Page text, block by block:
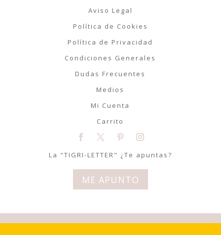
Aviso Legal
Política de Cookies
Política de Privacidad
Condiciones Generales
Dudas Frecuentes
Medios
Mi Cuenta
Carrito
La "TIGRI-LETTER" ¿Te apuntas?
ME APUNTO